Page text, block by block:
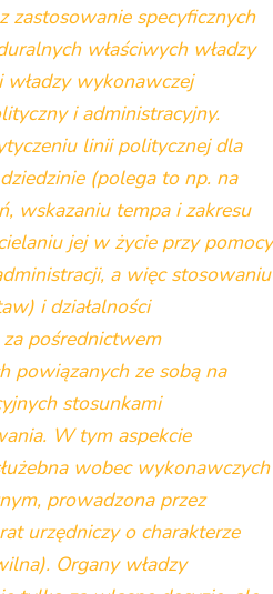
zastosowanie specyficznych
właściwych władzy
wykonawczej
i administracyjny.
linii politycznej dla
(polega to np. na
wskazaniu tempa i zakresu
jej w życie przy pomocy
a więc stosowaniu
i działalności
pośrednictwem
powiązanych ze sobą na
stosunkami
W tym aspekcie
wobec wykonawczych
prowadzona przez
urzędniczy o charakterze
Organy władzy